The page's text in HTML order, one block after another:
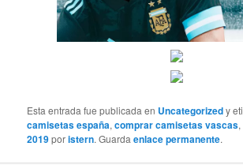
Esta entrada fue publicada en Uncategorizedy
camisetas españa,comprar camisetas vascas,
2019poristern. Guardaenlace permanente.